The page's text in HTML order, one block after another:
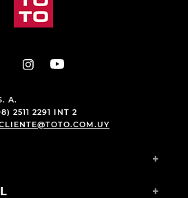
A.
2511 2291 INT 2
+
+